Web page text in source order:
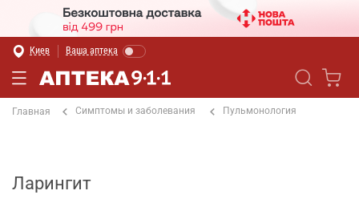
Киев Ваша аптека
Главная Симптомы и заболевания Пульмонология
Ларингит